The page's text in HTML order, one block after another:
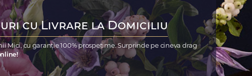
cu Livrare la Domiciliu
Mici, cu garanție 100% prospețime. Surprinde pe cineva drag